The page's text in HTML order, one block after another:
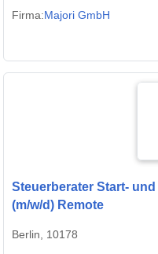
Firma:Majori GmbH
Steuerberater Start-
(m/w/d) Remote
Berlin, 10178